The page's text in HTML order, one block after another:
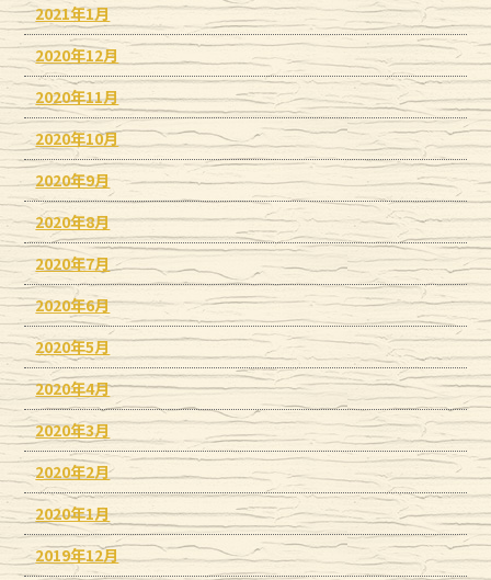
2021年1月
2020年12月
2020年11月
2020年10月
2020年9月
2020年8月
2020年7月
2020年6月
2020年5月
2020年4月
2020年3月
2020年2月
2020年1月
2019年12月